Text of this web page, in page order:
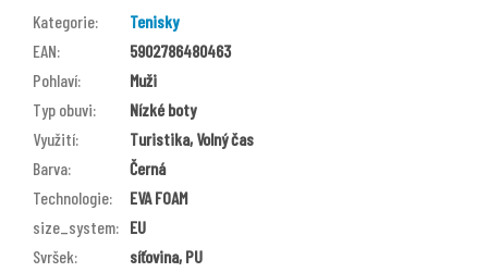
Kategorie:
Tenisky
EAN:
5902786480463
Pohlaví:
Muži
Typ obuvi:
Nízké boty
Využití:
Turistika, Volný čas
Barva:
Černá
Technologie:
EVA FOAM
size_system: EU
Svršek:
síťovina, PU